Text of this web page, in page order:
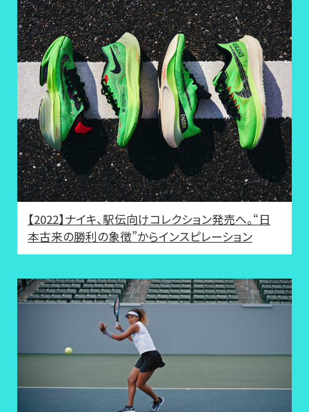
【2022】ナイキ、駅伝向けコレクション発売へ。“日
本古来の勝利の象徴”からインスピレーション